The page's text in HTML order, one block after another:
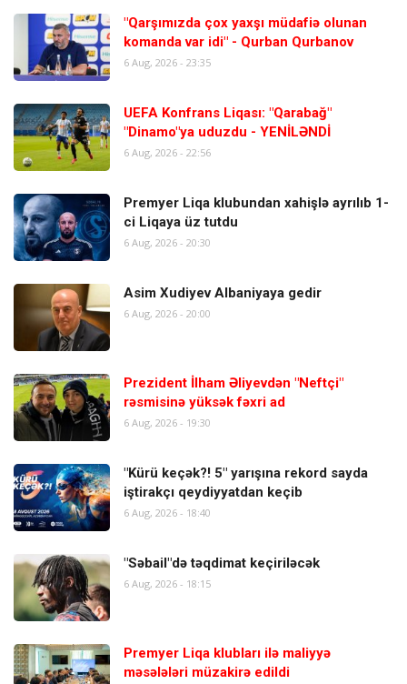
"Qarşımızda çox yaxşı müdafiə olunan
komanda var idi" - Qurban Qurbanov
6 Aug, 2026 - 23:35
UEFA Konfrans Liqası: "Qarabağ"
"Dinamo"ya uduzdu - YENİLƏNDİ
6 Aug, 2026 - 22:56
Premyer Liqa klubundan xahişlə ayrılıb 1-
ci Liqaya üz tutdu
6 Aug, 2026 - 20:30
Asim Xudiyev Albaniyaya gedir
6 Aug, 2026 - 20:00
Prezident İlham Əliyevdən "Neftçi"
rəsmisinə yüksək fəxri ad
6 Aug, 2026 - 19:30
"Kürü keçək?! 5" yarışına rekord sayda
iştirakçı qeydiyyatdan keçib
6 Aug, 2026 - 18:40
"Səbail"də təqdimat keçiriləcək
6 Aug, 2026 - 18:15
Premyer Liqa klubları ilə maliyyə
məsələləri müzakirə edildi